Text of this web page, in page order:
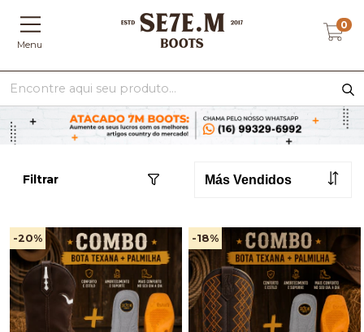
Menu
0
Filtrar
-20% -18%